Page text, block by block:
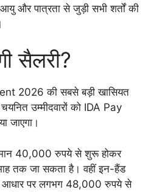
और पात्रता से जुड़ी सभी शर्तों की
सैलरी?
2026 की सबसे बड़ी खासियत
उम्मीदवारों को IDA Pay
जाएगा।
40,000 रुपये से शुरू होकर
तक जा सकता है। वहीं इन-हैंड
पर लगभग 48,000 रुपये से